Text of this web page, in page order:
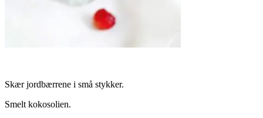
Skær jordbærrene i små stykker.
Smelt kokosolien.